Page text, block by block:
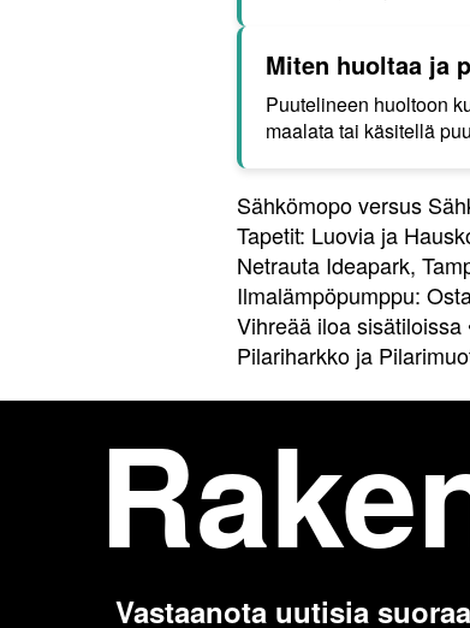
Miten huoltaa ja
Puutelineen huoltoon
maalata tai käsitellä
Sähkömopo versus
Tapetit: Luovia ja
Netrauta Ideapark,
Ilmalämpöpumppu:
Vihreää iloa sisätiloissa
Pilariharkko ja
Vastaanota uutisia